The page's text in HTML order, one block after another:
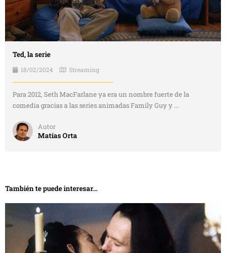
Ted, la serie
18/02/2024 Streaming
Para 2012, Seth MacFarlane ya era un nombre fuerte de la
comedia gracias a las series animadas Family Guy y ...
Autor
Matías Orta
También te puede interesar...